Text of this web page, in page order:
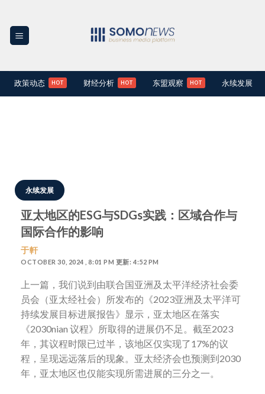
content
政策动态 财经分析 东盟观察 永续发展
永续发展
亚太地区的ESG与SDGs实践：区域合作与
国际合作的影响
于軒
OCTOBER 30, 2024 , 8:01 PM 更新: 4:52 PM
上一篇，我们说到由联合国亚洲及太平洋经济社会委
员会（亚太经社会）所发布的《2023亚洲及太平洋可
持续发展目标进展报告》显示，亚太地区在落实
《2030nian 议程》所取得的进展仍不足。截至2023
年，其议程时限已过半，该地区仅实现了17%的议
程，呈现远远落后的现象。亚太经济会也预测到2030
年，亚太地区也仅能实现所需进展的三分之一。